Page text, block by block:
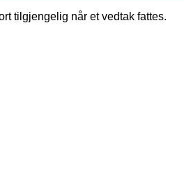
tilgjengelig når et vedtak fattes.